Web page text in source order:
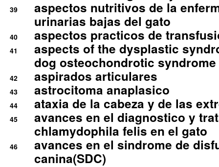
39
aspectos nutritivos de la
urinarias bajas del gato
40 aspectos practicos de
41
aspects of the dysplastic
dog osteochondrotic syndrome
42 aspirados articulares
43 astrocitoma anaplasico
44 ataxia de la cabeza y de las
45
avances en el diagnostico y
chlamydophila felis en el gato
46
avances en el sindrome de
canina(SDC)